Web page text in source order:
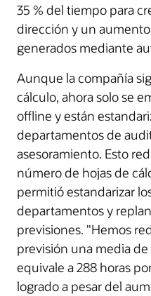
35 % del tiempo para
dirección y un
generados mediante
Aunque la compañía
cálculo, ahora solo se
offline y están
departamentos de
asesoramiento. Esto
número de hojas de
permitió estandarizar
departamentos y
previsiones. "Hemos
previsión una media de
equivale a 288 horas
logrado a pesar del